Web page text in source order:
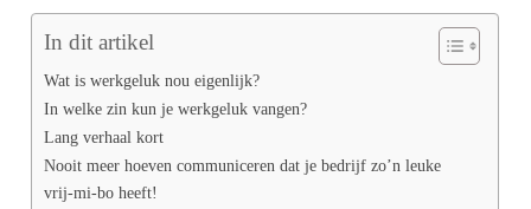
In dit artikel
Wat is werkgeluk nou eigenlijk?
In welke zin kun je werkgeluk vangen?
Lang verhaal kort
Nooit meer hoeven communiceren dat je bedrijf zo’n leuke
vrij-mi-bo heeft!